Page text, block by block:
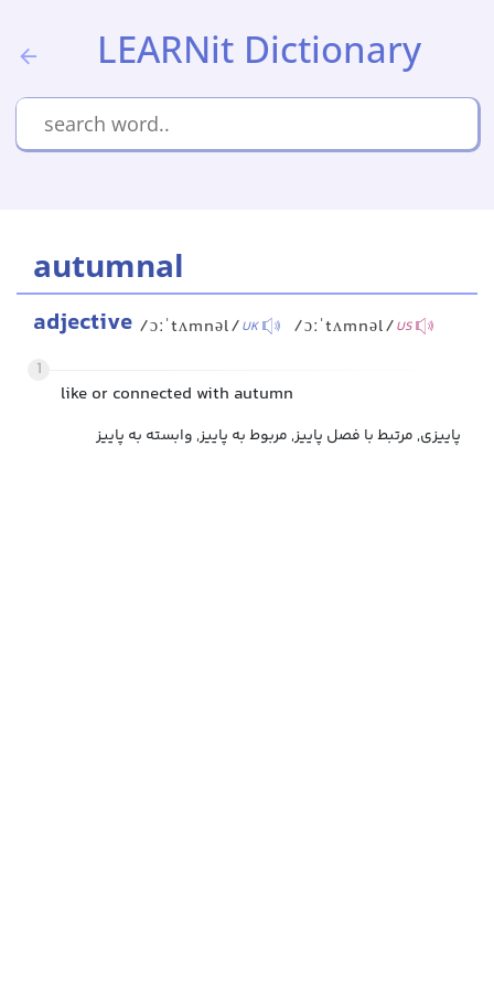
LEARNit Dictionary
autumnal
adjective /ɔːˈtʌmnəl/UK /ɔːˈtʌmnəl/US
1
like or connected with autumn
پاییزی, مرتبط با فصل پاییز, مربوط به پاییز, وابسته به پاییز